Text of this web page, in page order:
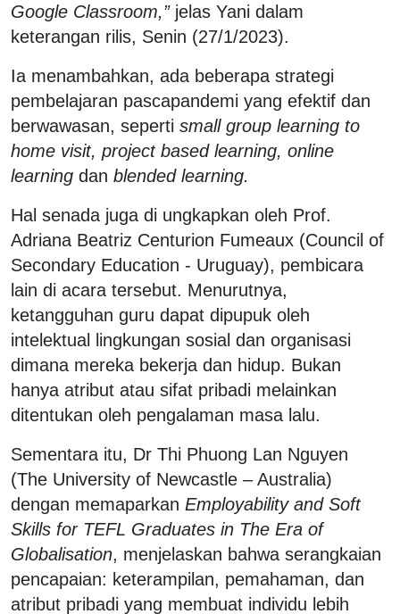
Google Classroom,”jelas Yani dalam
keterangan rilis, Senin (27/1/2023).
Ia menambahkan, ada beberapa strategi
pembelajaran pascapandemi yang efektif dan
berwawasan, seperti small group learning to
home visit, project based learning, online
learning dan blended learning.
Hal senada juga di ungkapkan oleh Prof.
Adriana Beatriz Centurion Fumeaux (Council of
Secondary Education - Uruguay), pembicara
lain di acara tersebut. Menurutnya,
ketangguhan guru dapat dipupuk oleh
intelektual lingkungan sosial dan organisasi
dimana mereka bekerja dan hidup. Bukan
hanya atribut atau sifat pribadi melainkan
ditentukan oleh pengalaman masa lalu.
Sementara itu, Dr Thi Phuong Lan Nguyen
(The University of Newcastle – Australia)
dengan memaparkan Employability and Soft
Skills for TEFL Graduates in The Era of
Globalisation, menjelaskan bahwa serangkaian
pencapaian: keterampilan, pemahaman, dan
atribut pribadi yang membuat individu lebih